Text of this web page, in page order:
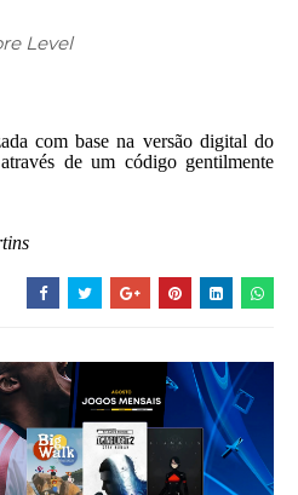
Level
com base na versão digital do
de um código gentilmente